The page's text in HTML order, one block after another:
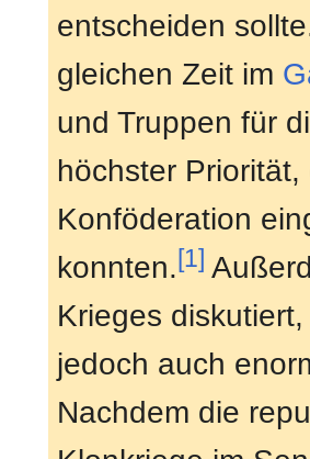
entscheiden
gleichen Zeit im
und Truppen für
höchster
Konföderation
konnten.[1]
Krieges
jedoch auch
Nachdem die